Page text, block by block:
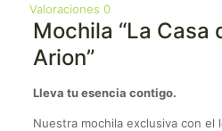
Valoraciones 0
Mochila “La Casa
Arion”
Lleva tu esencia contigo.
Nuestra mochila exclusiva con el